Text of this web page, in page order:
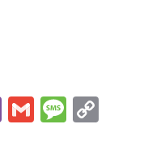
ViberGmail